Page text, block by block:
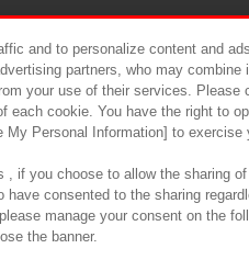
について カスタマーハラスメ
and to personalize content and
partners, who may combine
your use of their services. Please
each cookie. You have the right to
Personal Information] to exercise
, if you choose to allow the sharing
have consented to the sharing
manage your consent on the
the banner.